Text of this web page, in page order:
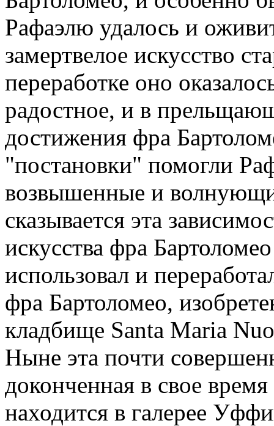
Рафаэлю удалось и
замертвелое искусство
переработке оно
радостное, и в
достижения фра
"постановки" помогли
возвышенные и
сказывается эта
искусства фра
использовал и
фра Бартоломео,
кладбище Santa Maria
Ныне эта почти
доконченная в свое
находится в галерее